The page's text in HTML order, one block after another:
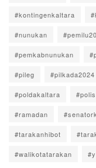
#kontingenkaltara
#nunukan
#pemkabnunukan
#pileg #pilkada2024
#poldakaltara
#ramadan
#tarakanhibot
#walikotatarakan